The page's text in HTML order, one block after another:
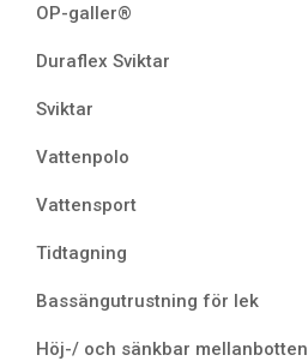
OP-galler®
Duraflex Sviktar
Sviktar
Vattenpolo
Vattensport
Tidtagning
Bassängutrustning för lek
Höj-/ och sänkbar mellanbotten